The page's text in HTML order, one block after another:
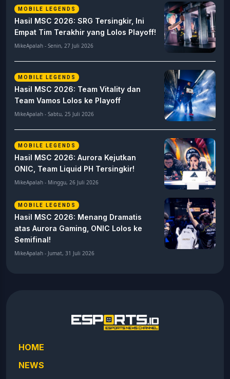
MOBILE LEGENDS
Hasil MSC 2026: SRG Tersingkir, Ini
Empat Tim Terakhir yang Lolos Playoff!
MikeApalah - Senin, 27 Juli 2026
MOBILE LEGENDS
Hasil MSC 2026: Team Vitality dan
Team Vamos Lolos ke Playoff
MikeApalah - Sabtu, 25 Juli 2026
MOBILE LEGENDS
Hasil MSC 2026: Aurora Kejutkan
ONIC, Team Liquid PH Tersingkir!
MikeApalah - Minggu, 26 Juli 2026
MOBILE LEGENDS
Hasil MSC 2026: Menang Dramatis
atas Aurora Gaming, ONIC Lolos ke
Semifinal!
MikeApalah - Jumat, 31 Juli 2026
HOME
NEWS